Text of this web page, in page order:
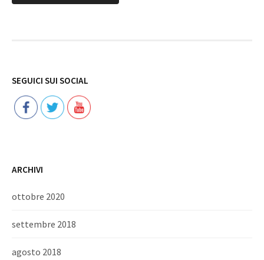
SEGUICI SUI SOCIAL
ARCHIVI
ottobre 2020
settembre 2018
agosto 2018